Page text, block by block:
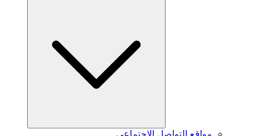
مواقع التواصل الاجتماعي